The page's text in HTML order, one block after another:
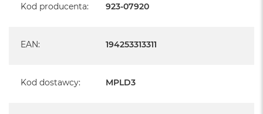
Kod producenta: 923-07920
EAN: 194253313311
Kod dostawcy: MPLD3